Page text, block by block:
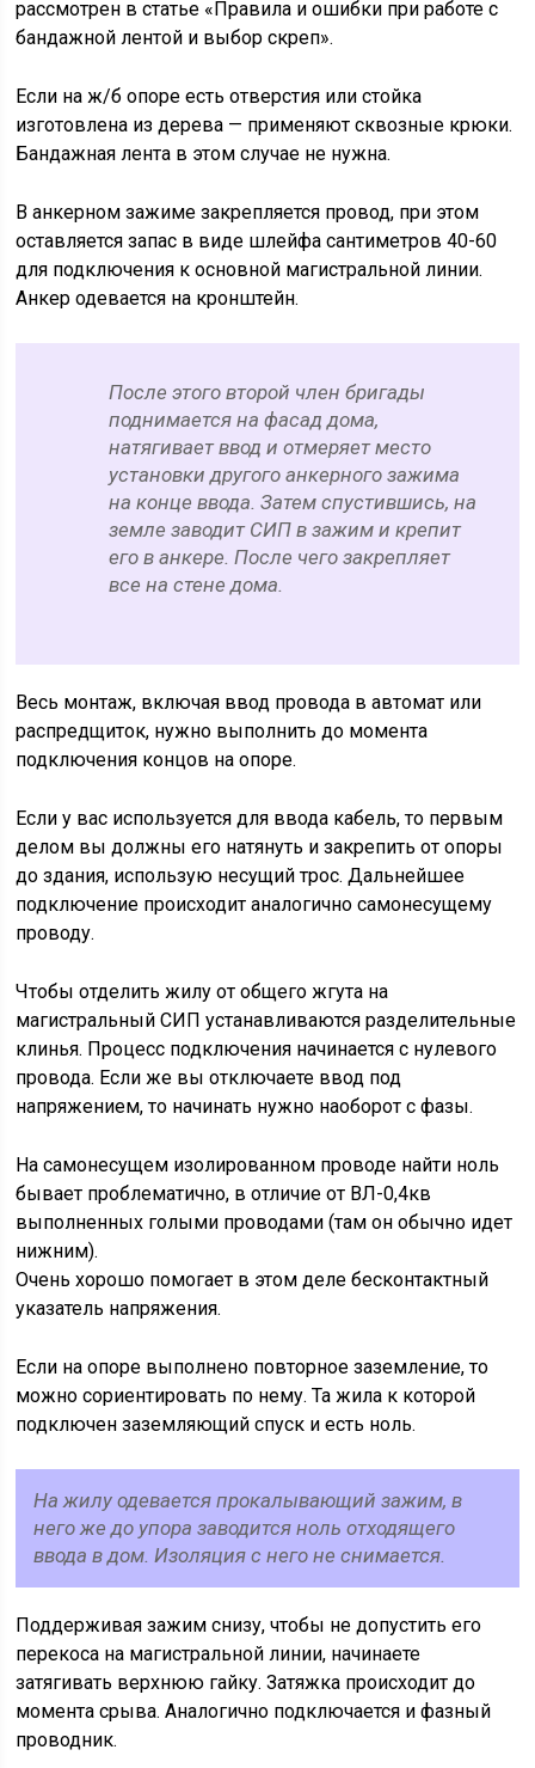
рассмотрен в статье «Правила и ошибки при работе с
бандажной лентой и выбор скреп».
Если на ж/б опоре есть отверстия или стойка
изготовлена из дерева — применяют сквозные крюки.
Бандажная лента в этом случае не нужна.
В анкерном зажиме закрепляется провод, при этом
оставляется запас в виде шлейфа сантиметров 40-60
для подключения к основной магистральной линии.
Анкер одевается на кронштейн.
После этого второй член бригады
поднимается на фасад дома,
натягивает ввод и отмеряет место
установки другого анкерного зажима
на конце ввода. Затем спустившись, на
земле заводит СИП в зажим и крепит
его в анкере. После чего закрепляет
все на стене дома.
Весь монтаж, включая ввод провода в автомат или
распредщиток, нужно выполнить до момента
подключения концов на опоре.
Если у вас используется для ввода кабель, то первым
делом вы должны его натянуть и закрепить от опоры
до здания, использую несущий трос. Дальнейшее
подключение происходит аналогично самонесущему
проводу.
Чтобы отделить жилу от общего жгута на
магистральный СИП устанавливаются разделительные
клинья. Процесс подключения начинается с нулевого
провода. Если же вы отключаете ввод под
напряжением, то начинать нужно наоборот с фазы.
На самонесущем изолированном проводе найти ноль
бывает проблематично, в отличие от ВЛ-0,4кв
выполненных голыми проводами (там он обычно идет
нижним).
Очень хорошо помогает в этом деле бесконтактный
указатель напряжения.
Если на опоре выполнено повторное заземление, то
можно сориентировать по нему. Та жила к которой
подключен заземляющий спуск и есть ноль.
На жилу одевается прокалывающий зажим, в
него же до упора заводится ноль отходящего
ввода в дом. Изоляция с него не снимается.
Поддерживая зажим снизу, чтобы не допустить его
перекоса на магистральной линии, начинаете
затягивать верхнюю гайку. Затяжка происходит до
момента срыва. Аналогично подключается и фазный
проводник.